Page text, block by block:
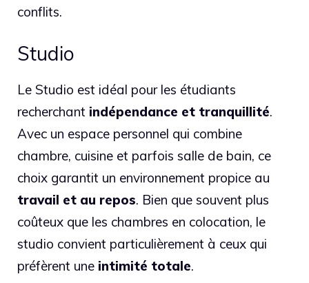
conflits.
Studio
Le Studio est idéal pour les étudiants
recherchant indépendance et tranquillité.
Avec un espace personnel qui combine
chambre, cuisine et parfois salle de bain, ce
choix garantit un environnement propice au
travail et au repos. Bien que souvent plus
coûteux que les chambres en colocation, le
studio convient particulièrement à ceux qui
préfèrent une intimité totale.